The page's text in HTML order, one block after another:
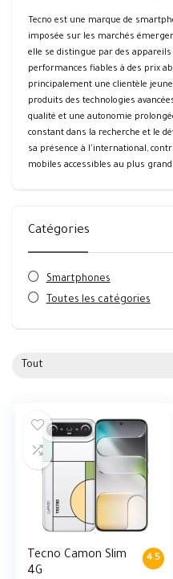
Tecno est une marque de
imposée sur les marchés
elle se distingue par des
performances fiables à des prix
principalement une clientèle
produits des technologies
qualité et une autonomie
constant dans la recherche et le
sa présence à l'international,
mobiles accessibles au plus
Catégories
Smartphones
Toutes les catégories
Tout
4.5
Tecno Camon Slim
4G